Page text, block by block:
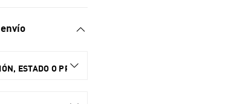
ESTADO O PROVINCIA.